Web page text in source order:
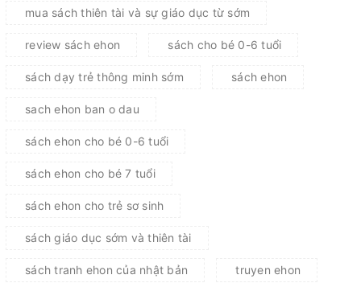
mua sách thiên tài và sự giáo dục từ sớm
review sách ehon sách cho bé 0-6 tuổi
sách dạy trẻ thông minh sớm sách ehon
sach ehon ban o dau
sách ehon cho bé 0-6 tuổi
sách ehon cho bé 7 tuổi
sách ehon cho trẻ sơ sinh
sách giáo dục sớm và thiên tài
sách tranh ehon của nhật bản truyen ehon